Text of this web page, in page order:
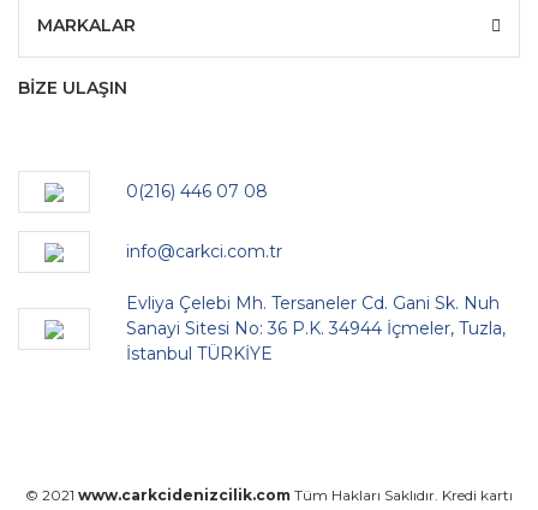
MARKALAR
BİZE ULAŞIN
0(216) 446 07 08
info@carkci.com.tr
Evliya Çelebi Mh. Tersaneler Cd. Gani Sk. Nuh
Sanayi Sitesi No: 36 P.K. 34944 İçmeler, Tuzla,
İstanbul TÜRKİYE
© 2021 www.carkcidenizcilik.com Tüm Hakları Saklıdır. Kredi kartı